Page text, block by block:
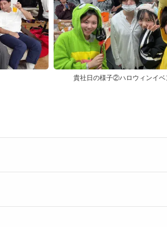
貴社日の様子②ハロウィンイベ